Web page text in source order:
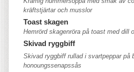
kräftstjärtar och musslor
Toast skagen
Hemrörd skagenröra på toast med dill
Skivad ryggbiff
Skivad ryggbiff rullad i svartpeppar på
honoungssenapssås